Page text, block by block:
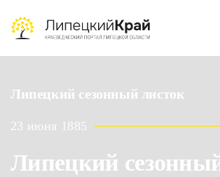
Skip to main content
Липецкий сезонный листок
23 июня 1885
Липецкий